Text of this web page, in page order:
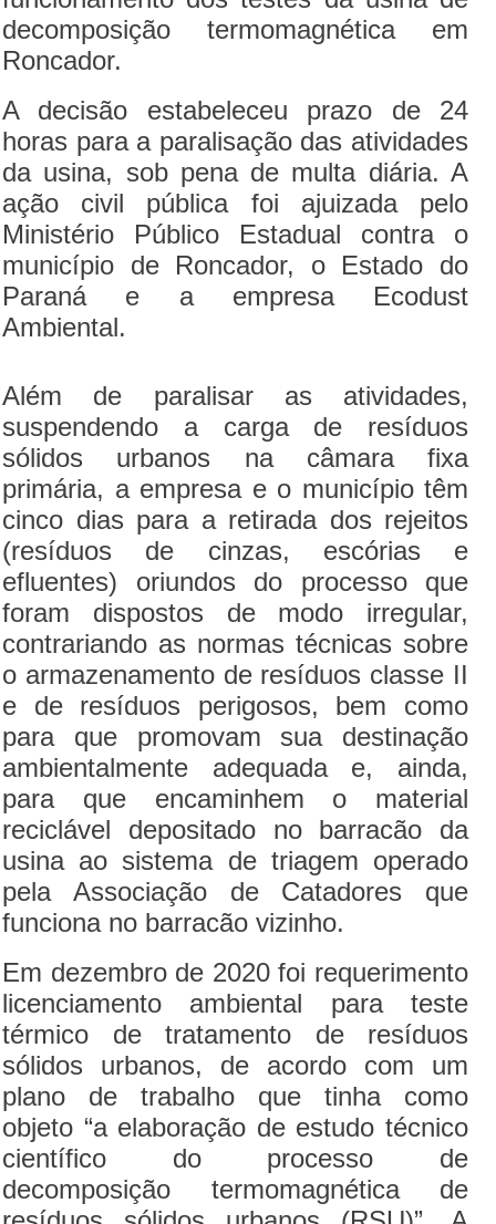
decomposição termomagnética em
Roncador.
A decisão estabeleceu prazo de 24
horas para a paralisação das atividades
da usina, sob pena de multa diária. A
ação civil pública foi ajuizada pelo
Ministério Público Estadual contra o
município de Roncador, o Estado do
Paraná e a empresa Ecodust
Ambiental.
Além de paralisar as atividades,
suspendendo a carga de resíduos
sólidos urbanos na câmara fixa
primária, a empresa e o município têm
cinco dias para a retirada dos rejeitos
(resíduos de cinzas, escórias e
efluentes) oriundos do processo que
foram dispostos de modo irregular,
contrariando as normas técnicas sobre
o armazenamento de resíduos classe II
e de resíduos perigosos, bem como
para que promovam sua destinação
ambientalmente adequada e, ainda,
para que encaminhem o material
reciclável depositado no barracão da
usina ao sistema de triagem operado
pela Associação de Catadores que
funciona no barracão vizinho.
Em dezembro de 2020 foi requerimento
licenciamento ambiental para teste
térmico de tratamento de resíduos
sólidos urbanos, de acordo com um
plano de trabalho que tinha como
objeto “a elaboração de estudo técnico
científico do processo de
decomposição termomagnética de